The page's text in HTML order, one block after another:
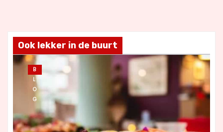
Ook lekker in de buurt
B
L
O
G